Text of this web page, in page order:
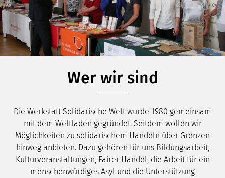
Wer wir sind
Die Werkstatt Solidarische Welt wurde 1980 gemeinsam
mit dem Weltladen gegründet. Seitdem wollen wir
Möglichkeiten zu solidarischem Handeln über Grenzen
hinweg anbieten. Dazu gehören für uns Bildungsarbeit,
Kulturveranstaltungen, Fairer Handel, die Arbeit für ein
menschenwürdiges Asyl und die Unterstützung